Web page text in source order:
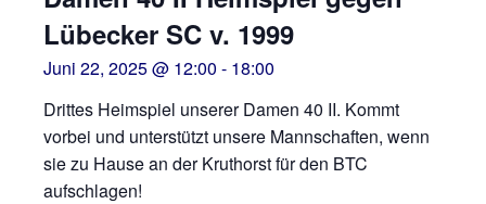
Lübecker SC v. 1999
Juni 22, 2025 @ 12:00 - 18:00
Drittes Heimspiel unserer Damen 40 II. Kommt
vorbei und unterstützt unsere Mannschaften, wenn
sie zu Hause an der Kruthorst für den BTC
aufschlagen!